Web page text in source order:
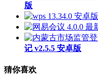
版
记 v2.5.5 安卓版
猜你喜欢